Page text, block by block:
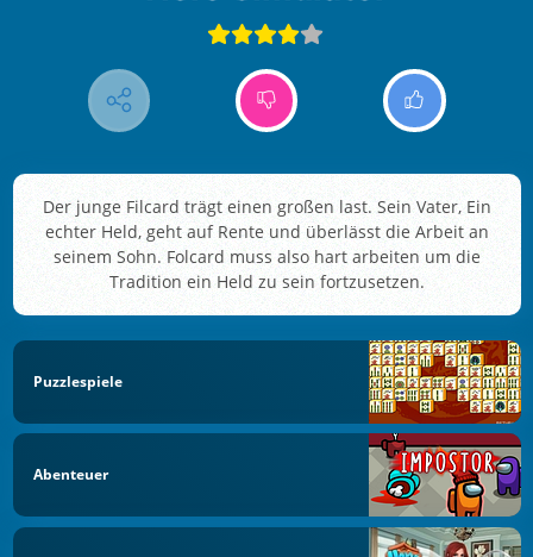
Der junge Filcard trägt einen großen last. Sein Vater, Ein
echter Held, geht auf Rente und überlässt die Arbeit an
seinem Sohn. Folcard muss also hart arbeiten um die
Tradition ein Held zu sein fortzusetzen.
Puzzlespiele
Abenteuer